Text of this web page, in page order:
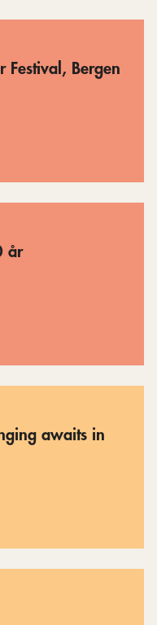
Festival, Bergen
år
awaits in